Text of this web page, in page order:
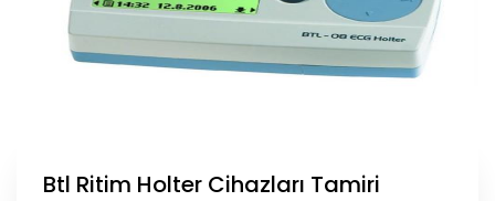
Btl Ritim Holter Cihazları Tamiri